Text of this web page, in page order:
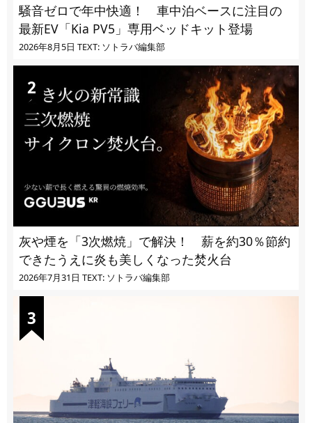
騒音ゼロで年中快適！ 車中泊ベースに注目の
最新EV「Kia PV5」専用ベッドキット登場
2026年8月5日 TEXT: ソトラバ編集部
灰や煙を「3次燃焼」で解決！ 薪を約30％節約
できたうえに炎も美しくなった焚火台
2026年7月31日 TEXT: ソトラバ編集部